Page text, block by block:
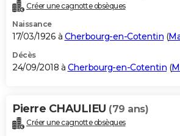
Créer une cagnotte obsèques
Naissance
17/03/1926 à Cherbourg-en-Cotentin (
Décès
24/09/2018 à Cherbourg-en-Cotentin (
Pierre CHAULIEU (79 ans)
Créer une cagnotte obsèques